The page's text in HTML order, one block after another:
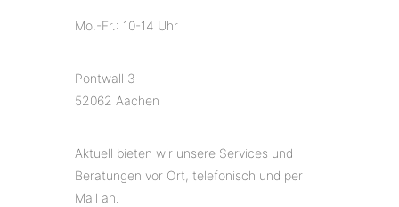
Mo.-Fr.: 10-14 Uhr
Pontwall 3
52062 Aachen
Aktuell bieten wir unsere Services und
Beratungen vor Ort, telefonisch und per
Mail an.